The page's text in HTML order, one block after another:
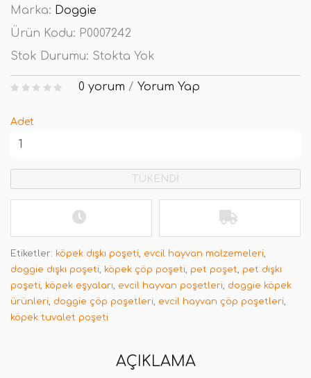
Marka: Doggie
Ürün Kodu: P0007242
Stok Durumu: Stokta Yok
0 yorum / Yorum Yap
Adet
TÜKENDİ
Etiketler: köpek dışkı poşeti, evcil hayvan malzemeleri,
doggie dışkı poşeti, köpek çöp poşeti, pet poşet, pet dışkı
poşeti, köpek eşyaları, evcil hayvan poşetleri, doggie köpek
ürünleri, doggie çöp poşetleri, evcil hayvan çöp poşetleri,
köpek tuvalet poşeti
AÇIKLAMA